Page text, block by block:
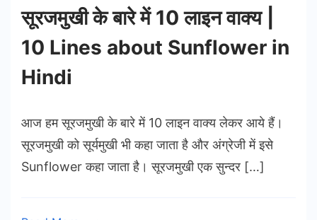
सूरजमुखी के बारे में 10 लाइन वाक्य |
10 Lines about Sunflower in
Hindi
आज हम सूरजमुखी के बारे में 10 लाइन वाक्य लेकर आये हैं।
सूरजमुखी को सूर्यमुखी भी कहा जाता है और अंग्रेजी में इसे
Sunflower कहा जाता है। सूरजमुखी एक सुन्दर […]